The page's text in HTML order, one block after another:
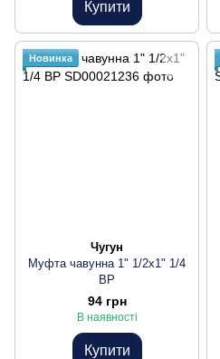
Купити
Новинка
Чугун
Муфта чавунна 1" 1/2х1" 1/4
ВР
94 грн
В наявності
Купити